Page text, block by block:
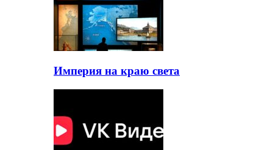
Империя на краю света